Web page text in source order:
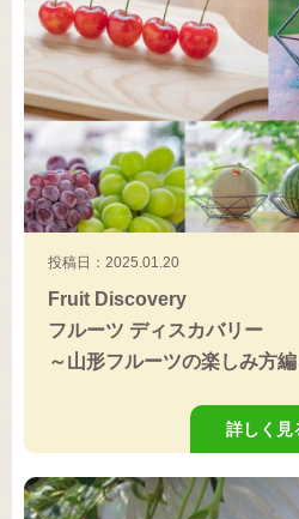
投稿日：2025.01.20
Fruit Discovery
フルーツ ディスカバリー
～山形フルーツの楽しみ方編
詳しく見